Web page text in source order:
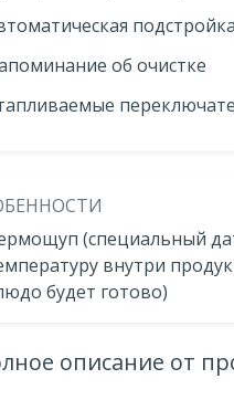
об очистке
(специальный
внутри
будет готово)
описание от